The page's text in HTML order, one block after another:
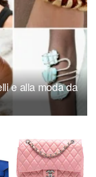
e alla moda da